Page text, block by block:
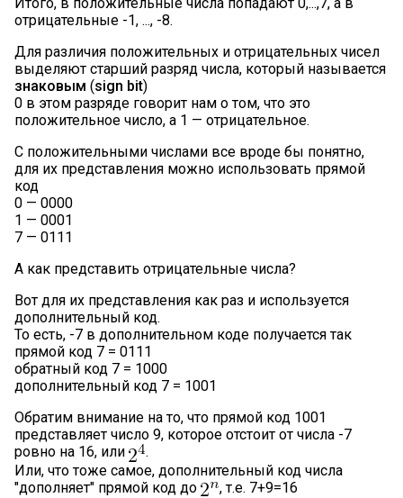
Итого, в положительные числа попадают 0,...,7, а в
отрицательные -1, ..., -8.
Для различия положительных и отрицательных чисел
выделяют старший разряд числа, который называется
знаковым (sign bit)
0 в этом разряде говорит нам о том, что это
положительное число, а 1 — отрицательное.
С положительными числами все вроде бы понятно,
для их представления можно использовать прямой
код
0 — 0000
1 — 0001
7 — 0111
А как представить отрицательные числа?
Вот для их представления как раз и используется
дополнительный код.
То есть, -7 в дополнительном коде получается так
прямой код 7 = 0111
обратный код 7 = 1000
дополнительный код 7 = 1001
Обратим внимание на то, что прямой код 1001
представляет число 9, которое отстоит от числа -7
ровно на 16, или
.
Или, что тоже самое, дополнительный код числа
"дополняет" прямой код до
, т.е. 7+9=16